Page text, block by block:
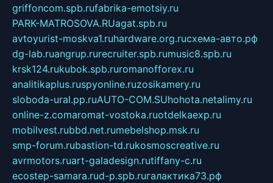
griffoncom.spb.rufabrika-emotsiy.ru
PARK-MATROSOVA.RUagat.spb.ru
avtoyurist-moskva1.ruhardware.org.ruсхема-авто.рф
dg-lab.ruangrup.rurecruiter.spb.rumusic8.spb.ru
krsk124.rukubok.spb.ruromanofforex.ru
analitikaplus.ruspyonline.ruzosikamery.ru
sloboda-ural.pp.ruAUTO-COM.SUhohota.netalimy.ru
online-z.comaromat-vostoka.ruotdelkaexp.ru
mobilvest.rubbd.net.rumebelshop.msk.ru
smp-forum.rubastion-td.rukosmoscreative.ru
avrmotors.ruart-galadesign.rutiffany-c.ru
ecostep-samara.rud-p.spb.ruгалактика73.рф